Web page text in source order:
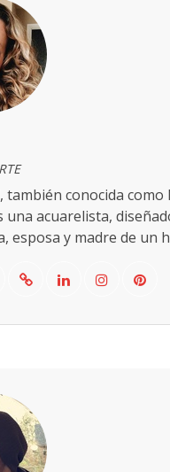
también conocida
una acuarelista,
esposa y madre de un